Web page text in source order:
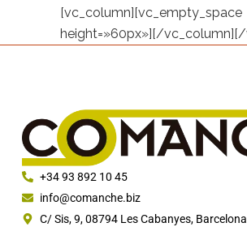
[vc_column][vc_empty_space
height=»60px»][/
+34 93 892 10 45
info@comanche.biz
C/ Sis, 9, 08794 Les Cabanyes, Barcelona